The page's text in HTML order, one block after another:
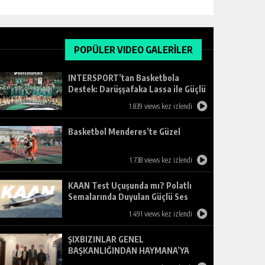
POPÜLER VIDEO GALERİLER
INTERSPORT’tan Basketbola
Destek: Darüşşafaka Lassa ile Güçlü
1.839 views kez izlendi
Basketbol Menderes’te Güzel
1.738 views kez izlendi
KAAN Test Uçuşunda mı? Polatlı
Semalarında Duyulan Güçlü Ses
1.491 views kez izlendi
ŞIXBIZINLAR GENEL
BAŞKANLIĞINDAN HAYMANA’YA